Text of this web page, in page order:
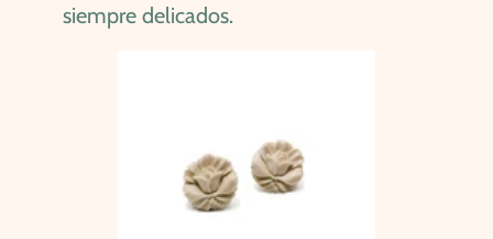
siempre delicados.